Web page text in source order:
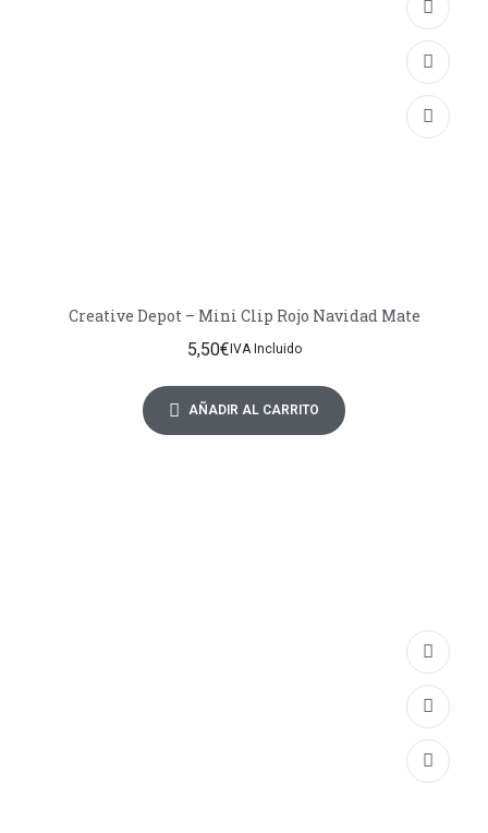
Creative Depot – Mini Clip Rojo Navidad Mate
5,50€ IVA Incluido
AÑADIR AL CARRITO